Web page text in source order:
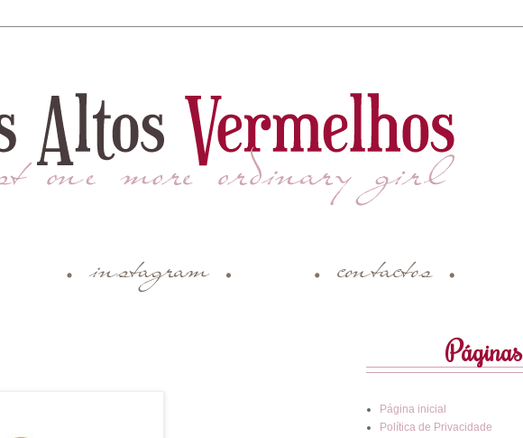
Páginas
Página inicial
Política de Privacidade